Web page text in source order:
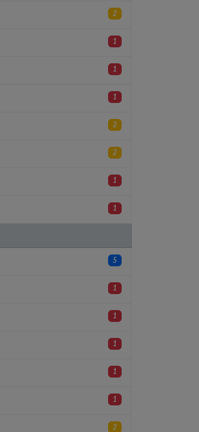
2
1
1
1
2
2
1
1
5
1
1
1
1
1
2